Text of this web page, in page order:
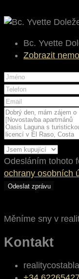
Bc. Yvette
Zobrazit
Odesláním tohoto
ochrany osobních
Odeslat zprávu
Měníme sny v
Kontakt